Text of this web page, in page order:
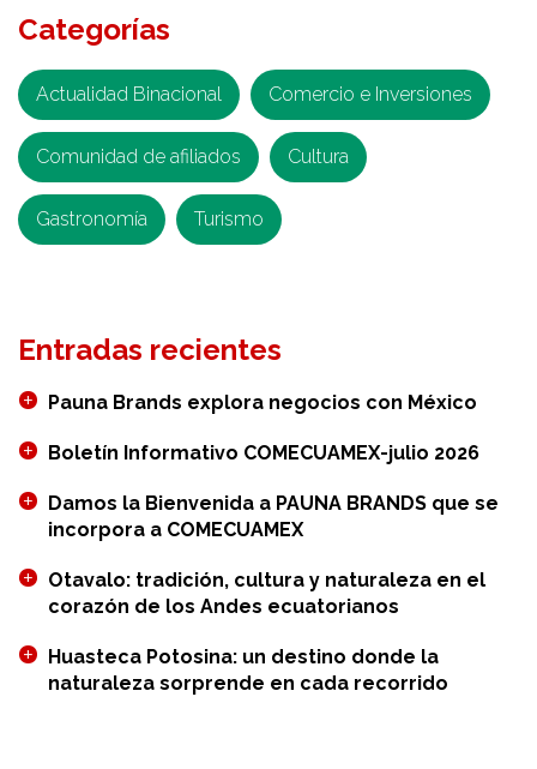
y
socios
Categorías
Actualidad Binacional Comercio e Inversiones
Comunidad de afiliados Cultura
Gastronomía Turismo
Entradas recientes
Pauna Brands explora negocios con México
Boletín Informativo COMECUAMEX-julio 2026
Damos la Bienvenida a PAUNA BRANDS que se
incorpora a COMECUAMEX
Otavalo: tradición, cultura y naturaleza en el
corazón de los Andes ecuatorianos
Huasteca Potosina: un destino donde la
naturaleza sorprende en cada recorrido